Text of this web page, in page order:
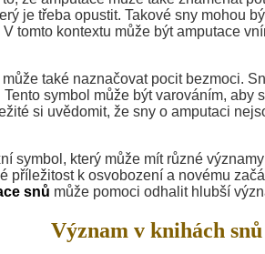
je třeba opustit. Takové sny mohou
tomto kontextu může být amputace
také naznačovat pocit bezmoci.
symbol může být varováním,
si uvědomit, že sny o amputaci
symbol, který může mít různé
příležitost k osvobození a novému
snů může pomoci odhalit hlubší
Význam v knihách snů